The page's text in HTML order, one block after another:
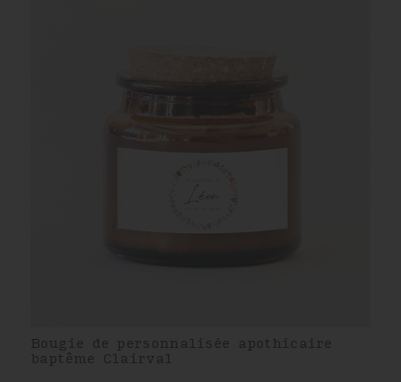
Bougie de personnalisée apothicaire
baptême Clairval